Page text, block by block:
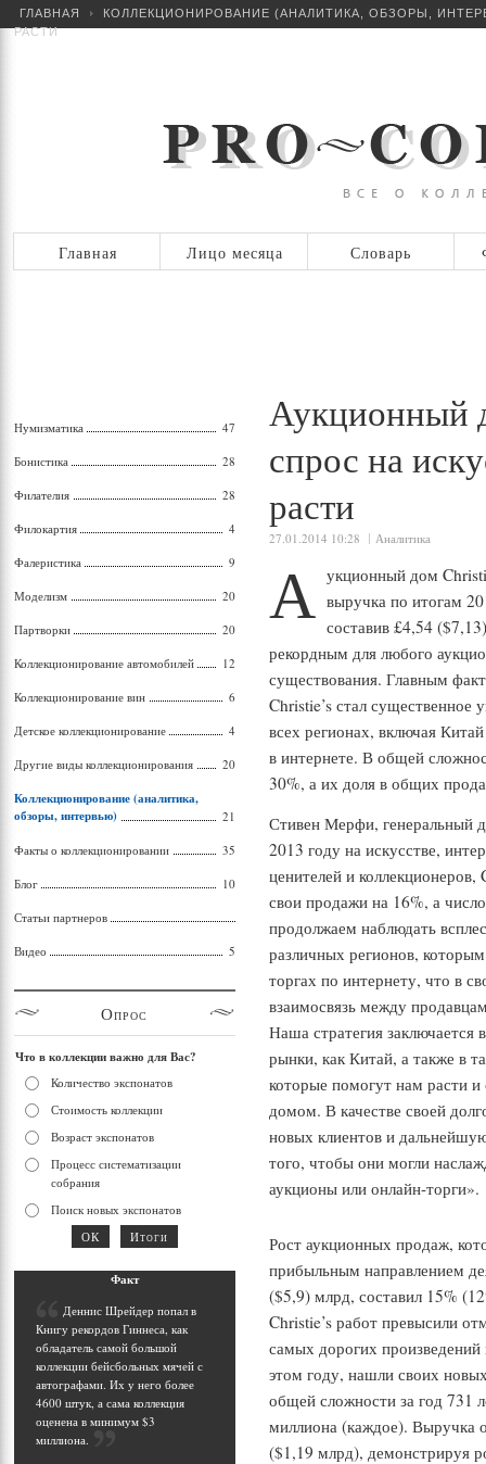
ГЛАВНАЯ
КОЛЛЕКЦИОНИРОВАНИЕ (АНАЛИТИКА, ОБЗОРЫ,
РАСТИ
Главная Лицо месяца Словарь
Аукционный
спрос на
расти
27.01.2014 10:28 Аналитика
А укционный дом
выручка по итогам
составив £4,54
рекордным для любого
существования. Главным
Christie’s стал существенное
всех регионах, включая
в интернете. В общей
30%, а их доля в общих
Стивен Мерфи, генеральный
2013 году на искусстве,
ценителей и коллекционеров,
свои продажи на 16%, а
продолжаем наблюдать
различных регионов,
торгах по интернету, что в
взаимосвязь между
Наша стратегия заключается
рынки, как Китай, а также в
которые помогут нам расти
домом. В качестве своей
новых клиентов и
того, чтобы они могли
аукционы или онлайн-торги».
Рост аукционных продаж,
прибыльным направлением
($5,9) млрд, составил 15%
Christie’s работ превысили
самых дорогих произведений
этом году, нашли своих
общей сложности за год 731
миллиона (каждое). Выручка
($1,19 млрд), демонстрируя
Нумизматика 47
Бонистика 28
Филателия 28
Филокартия 4
Фалеристика 9
Моделизм 20
Партворки 20
Коллекционирование автомобилей 12
Коллекционирование вин 6
Детское коллекционирование 4
Другие виды коллекционирования 20
Коллекционирование (аналитика,
обзоры, интервью)
21
Факты о коллекционировании 35
Блог 10
Статьи партнеров
Видео 5
Опрос
Что в коллекции важно для Вас?
Количество экспонатов
Стоимость коллекции
Возраст экспонатов
Процесс систематизации
собрания
Поиск новых экспонатов
Факт
Деннис Шрейдер попал в
Книгу рекордов Гиннеса, как
обладатель самой большой
коллекции бейсбольных мячей с
автографами. Их у него более
4600 штук, а сама коллекция
оценена в минимум $3
миллиона.